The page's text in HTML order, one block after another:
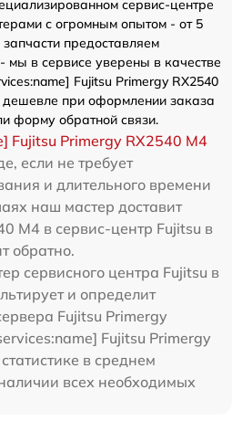
сервис-центре
с огромным опытом - от 5
предоставляем
в сервисе уверены в качестве
Fujitsu Primergy RX2540
дешевле при оформлении заказа
форму обратной связи.
Fujitsu Primergy RX2540 M4
если не требует
и длительного времени
наш мастер доставит
M4 в сервис-центр Fujitsu в
обратно.
сервисного центра Fujitsu в
и определит
Fujitsu Primergy
Fujitsu Primergy
в среднем
всех необходимых